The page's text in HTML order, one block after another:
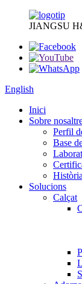
JIANGSU
English
Inici
Sobre
Perfil
Base
Solucions
Calçat